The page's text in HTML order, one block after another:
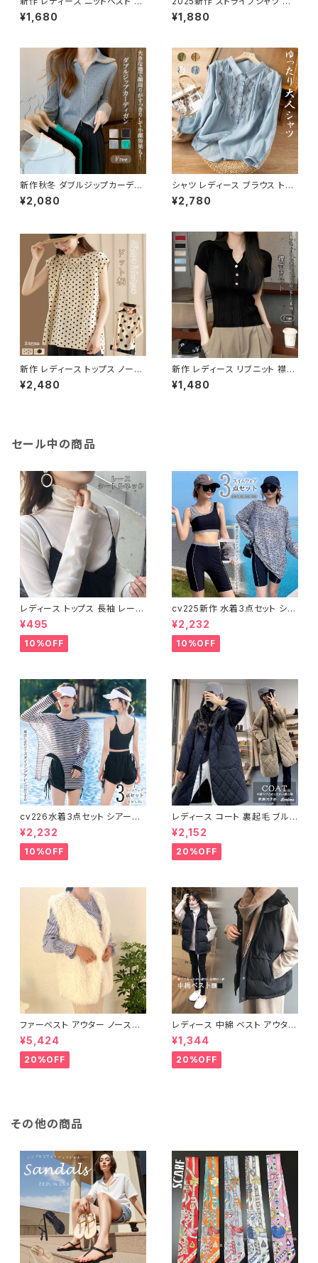
ャツ レイヤード 重ね着 ツーピ
ーストップス Ｖネック トレンド
¥1,680
ラウス トップス カジュアル 襟付
き 長袖 きれいめ
¥1,880
新作秋冬 ダブルジップカーディ
ガン ジップアップセーター レイ
ヤード 重ね着 トップス
¥2,080
シャツ レディース ブラウス トッ
プス ボタン 長袖 綿麻風 長袖ト
ップス 刺繍 羽織り 前開き 薄手
¥2,780
新作 レディース トップス ノース
リーブ ブラウス トップスドット柄
可愛い 春シャツ 春夏 着映え
¥2,480
新作 レディース リブニット 襟付
きニット 半袖 トップス ポロシャ
ツ 半袖ニット
¥1,480
セール中の商品
レディース トップス 長袖 レース
タートルネック ファッション 4色
美ライン
¥495
10%OFF
cv225新作 水着3点セット シア
ートップス ラッシュガード 長袖
日焼け防止 体型カバー
¥2,232
10%OFF
cv226水着3点セット シアート
ップス ラッシュガード 長袖 日焼
け防止 体型カバー
¥2,232
10%OFF
レディース コート 裏起毛 ブルゾ
ン ジャンパー ジャケット キルテ
ィング 中綿
¥2,152
20%OFF
ファーベスト アウター ノースリ
ーブ ショート ベスト 防寒 厚手
ふわふわ ジレ 重ね着
¥5,424
20%OFF
レディース 中綿 ベスト アウター
ノースリーブ ショートベスト 防
寒 軽量 キルティング
¥1,344
20%OFF
その他の商品